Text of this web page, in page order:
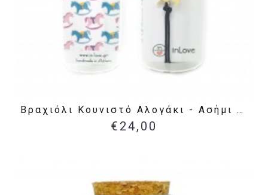
Βραχιόλι Κουνιστό Αλογάκι - Ασήμι 925
€24,00